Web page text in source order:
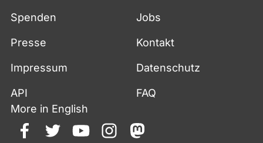
Spenden Jobs
Presse Kontakt
Impressum Datenschutz
API
FAQ
More in English
facebooktwitteryoutubeinstagrammastodon